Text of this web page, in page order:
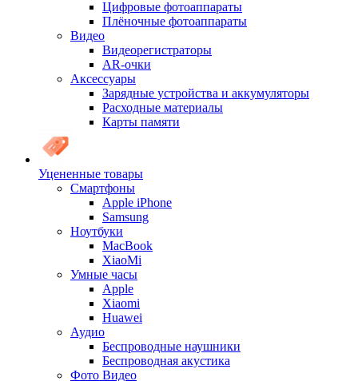
Цифровые фотоаппараты
Плёночные фотоаппараты
Видео
Видеорегистраторы
AR-очки
Аксессуары
Зарядные устройства и аккумуляторы
Расходные материалы
Карты памяти
Уцененные товары
Cмартфоны
Apple iPhone
Samsung
Ноутбуки
MacBook
XiaoMi
Умные часы
Apple
Xiaomi
Huawei
Аудио
Беспроводные наушники
Беспроводная акустика
Фото Видео